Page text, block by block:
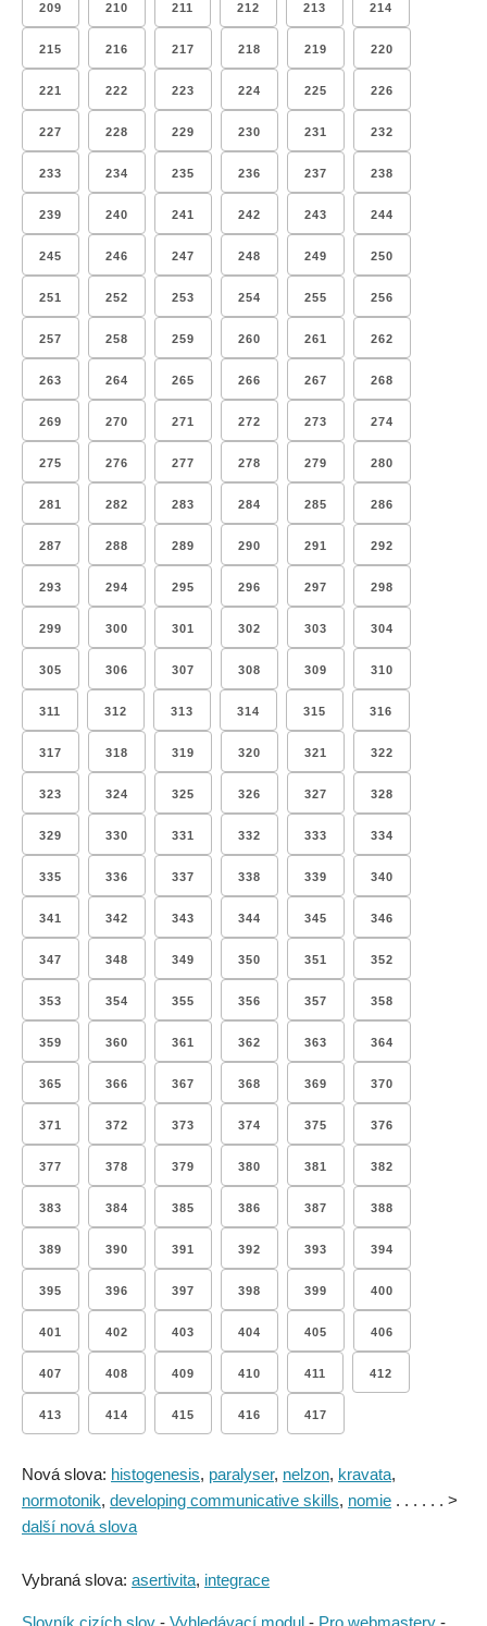
209 210 211 212 213 214
215 216 217 218 219 220
221 222 223 224 225 226
227 228 229 230 231 232
233 234 235 236 237 238
239 240 241 242 243 244
245 246 247 248 249 250
251 252 253 254 255 256
257 258 259 260 261 262
263 264 265 266 267 268
269 270 271 272 273 274
275 276 277 278 279 280
281 282 283 284 285 286
287 288 289 290 291 292
293 294 295 296 297 298
299 300 301 302 303 304
305 306 307 308 309 310
311 312 313 314 315 316
317 318 319 320 321 322
323 324 325 326 327 328
329 330 331 332 333 334
335 336 337 338 339 340
341 342 343 344 345 346
347 348 349 350 351 352
353 354 355 356 357 358
359 360 361 362 363 364
365 366 367 368 369 370
371 372 373 374 375 376
377 378 379 380 381 382
383 384 385 386 387 388
389 390 391 392 393 394
395 396 397 398 399 400
401 402 403 404 405 406
407 408 409 410 411 412
413 414 415 416 417
Nová slova: histogenesis, paralyser, nelzon, kravata,
normotonik, developing communicative skills, nomie . . . . . . >
další nová slova
Vybraná slova: asertivita, integrace
Slovník cizích slov - Vyhledávací modul - Pro webmastery -